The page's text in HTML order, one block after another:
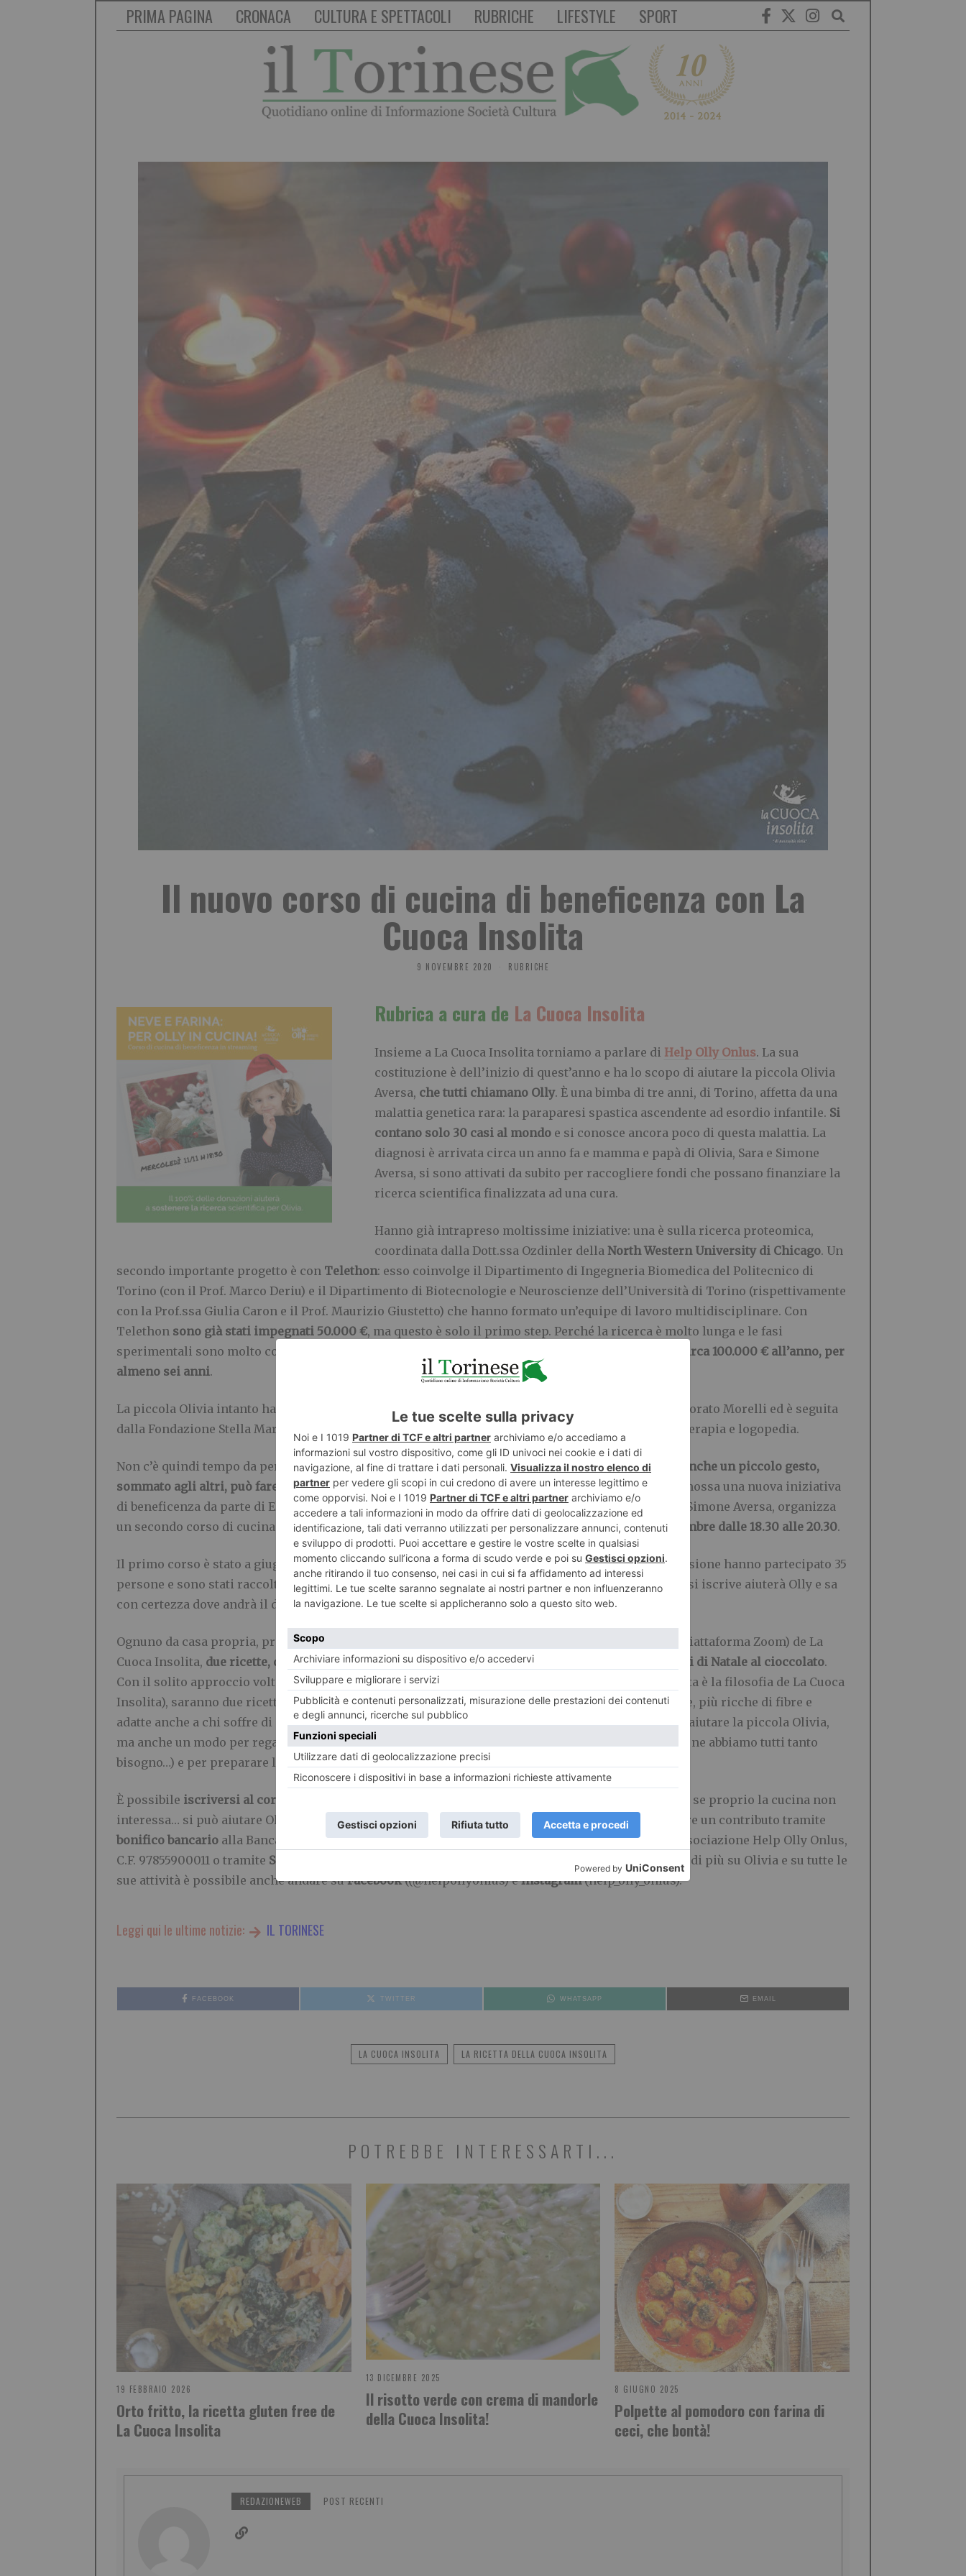
PRIMA PAGINA CRONACA CULTURA E SPETTACOLI RUBRICHE LIFESTYLE SPORT
Il nuovo corso di cucina di beneficenza con La
Cuoca Insolita
9 NOVEMBRE 2020 RUBRICHE
Rubrica a cura de La Cuoca Insolita
Insieme a La Cuoca Insolita torniamo a parlare di Help Olly Onlus. La sua
costituzione è dell’inizio di quest’anno e ha lo scopo di aiutare la piccola Olivia
Aversa, che tutti chiamano Olly. È una bimba di tre anni, di Torino, affetta da una
malattia genetica rara: la paraparesi spastica ascendente ad esordio infantile. Si
contano solo 30 casi al mondoe si conosce ancora poco di questa malattia. La
diagnosi è arrivata circa un anno fa e mamma e papà di Olivia, Sara e Simone
Aversa, si sono attivati da subito per raccogliere fondi che possano finanziare la
ricerca scientifica finalizzata ad una cura.
Hanno già intrapreso moltissime iniziative: una è sulla ricerca proteomica,
coordinata dalla Dott.ssa Ozdinler della North Western University di Chicago. Un
secondo importante progetto è con Telethon: esso coinvolge il Dipartimento di Ingegneria Biomedica del Politecnico di
Torino (con il Prof. Marco Deriu) e il Dipartimento di Biotecnologie e Neuroscienze dell’Università di Torino (rispettivamente
con la Prof.ssa Giulia Caron e il Prof. Maurizio Giustetto) che hanno formato un’equipe di lavoro multidisciplinare. Con
Telethon sono già stati impegnati 50.000 €, ma questo è solo il primo step. Perché la ricerca è molto lunga e le fasi
sperimentali sono molto costose:
si stima che la spesa da sostenere per la famiglia Aversa sia di circa 100.000 € all’anno, per
almeno sei anni.
La piccola Olivia intanto ha iniziato a frequentare con grande entusiasmo Scuola Materna Asilo Onorato Morelli ed è seguita
dalla Fondazione Stella Maris di Pisa e dall’equipe medica dell’ASL 1 di Torino per l’attività di fisioterapia e logopedia.
Non c’è quindi tempo da perdere e in tanti si impegnano per dare un aiuto, anche piccolo. Perché anche un piccolo gesto,
sommato agli altri, può fare la differenza. E così, con il desiderio di aiutare la famiglia, è stata promossa una nuova iniziativa
di beneficenza da parte di Elsa Panini, La Cuoca Insolita. Anche lei di Torino, amica di gioventù di Simone Aversa, organizza
un secondo corso di cucina online per Olly(“Neve e farina: per Olly in cucina!”), mercoledì 11 novembre dalle 18.30 alle 20.30.
Il primo corso è stato a giugno scorso e si intitolava “Con le mani in pasta per Olly”: in quella occasione hanno partecipato 35
persone e sono stati raccolti 750 €, donati totalmente alla Help Olly Onlus. Anche questa volta, chi si iscrive aiuterà Olly e sa
con certezza dove andrà il denaro donato.
Ognuno da casa propria, preparerà in due ore, con il supporto continuo (collegamento tramite la piattaforma Zoom) de La
Cuoca Insolita, due ricette, questa volta a tema natalizio: i Raviolacci colorati al salmone e gli Alberi di Natale al cioccolato.
Con il solito approccio volto al pensiero di mangiare con gusto, ma in modo salutare (perché questa è la filosofia de La Cuoca
Insolita), saranno due ricette della tradizione, ma con alcuni accorgimenti per renderle più leggere, più ricche di fibre e
adatte anche a chi soffre di allergie. Così tutti saranno soddisfatti. Un’iniziativa dedicata quindi ad aiutare la piccola Olivia,
ma anche un modo per regalare a sé stessi un poco di divertimento e di evasione (e di questi tempi ne abbiamo tutti tanto
bisogno…) e per preparare la cena!
È possibile iscriversi al corso di cucina con una
. E… se proprio la cucina non
interessa… si può aiutare Olivia anche andando direttamente sul sito dellaHelp Olly Onlus
e versare un contributo tramite
bonifico bancario alla Banca Reale di Torino, IBAN IT24D0313801000000013289426, intestato ad Associazione Help Olly Onlus,
C.F. 97855900011 o tramite Satispay
. Per conoscere di più su Olivia e su tutte le
sue attività è possibile anche andare suFacebook((@helpollyonlus) eInstagram(help_olly_onlus).
Leggi qui le ultime notizie: IL TORINESE
FACEBOOK TWITTER WHATSAPP EMAIL
LA CUOCA INSOLITA LA RICETTA DELLA CUOCA INSOLITA
POTREBBE INTERESSARTI...
19 FEBBRAIO 2026
Orto fritto, la ricetta gluten free de
La Cuoca Insolita
13 DICEMBRE 2025
Il risotto verde con crema di mandorle
della Cuoca Insolita!
8 GIUGNO 2025
Polpette al pomodoro con farina di
ceci, che bontà!
REDAZIONEWEB POST RECENTI